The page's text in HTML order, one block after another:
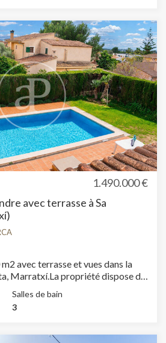
1.490.000 €
avec terrasse à Sa
avec terrasse et vues dans la
Marratxí.La propriété dispose de
intégrées, buanderie,
et salle de stockage.
Salles de bain
3